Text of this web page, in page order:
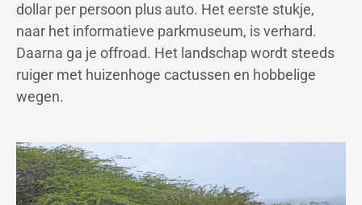
dollar per persoon plus auto. Het eerste stukje,
naar het informatieve parkmuseum, is verhard.
Daarna ga je offroad. Het landschap wordt steeds
ruiger met huizenhoge cactussen en hobbelige
wegen.